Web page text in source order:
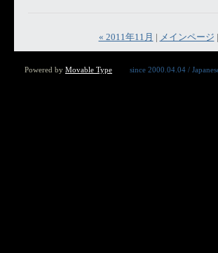
« 2011年11月 | メインページ |
Powered by Movable Type since 2000.04.04 /